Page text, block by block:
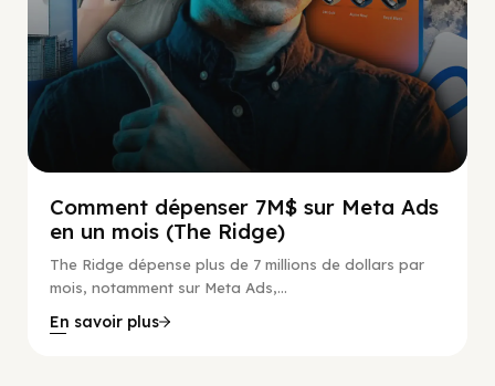
Comment dépenser 7M$ sur Meta Ads
en un mois (The Ridge)
The Ridge dépense plus de 7 millions de dollars par
mois, notamment sur Meta Ads,...
En savoir plus